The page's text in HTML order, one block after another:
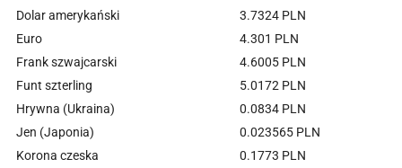
Dolar amerykański
3.7324 PLN
Euro
4.301 PLN
Frank szwajcarski
4.6005 PLN
Funt szterling
5.0172 PLN
Hrywna (Ukraina)
0.0834 PLN
Jen (Japonia)
0.023565 PLN
Korona czeska
0.1773 PLN